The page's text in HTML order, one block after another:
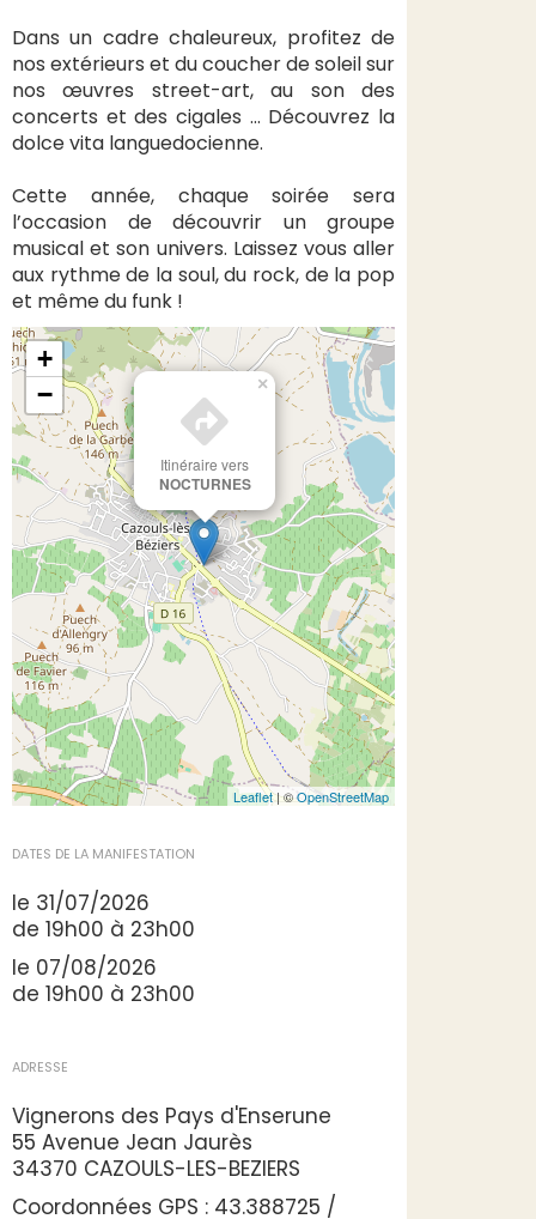
Dans un cadre chaleureux, profitez de
nos extérieurs et du coucher de soleil sur
nos œuvres street-art, au son des
concerts et des cigales … Découvrez la
dolce vita languedocienne.
Cette année, chaque soirée sera
l’occasion de découvrir un groupe
musical et son univers. Laissez vous aller
aux rythme de la soul, du rock, de la pop
et même du funk !
Itinéraire vers
NOCTURNES
×
+
−
Leaflet| ©OpenStreetMap
DATES DE LA MANIFESTATION
le 31/07/2026
de 19h00 à 23h00
le 07/08/2026
de 19h00 à 23h00
ADRESSE
Vignerons des Pays d'Enserune
55 Avenue Jean Jaurès
34370 CAZOULS-LES-BEZIERS
Coordonnées GPS : 43.388725 /